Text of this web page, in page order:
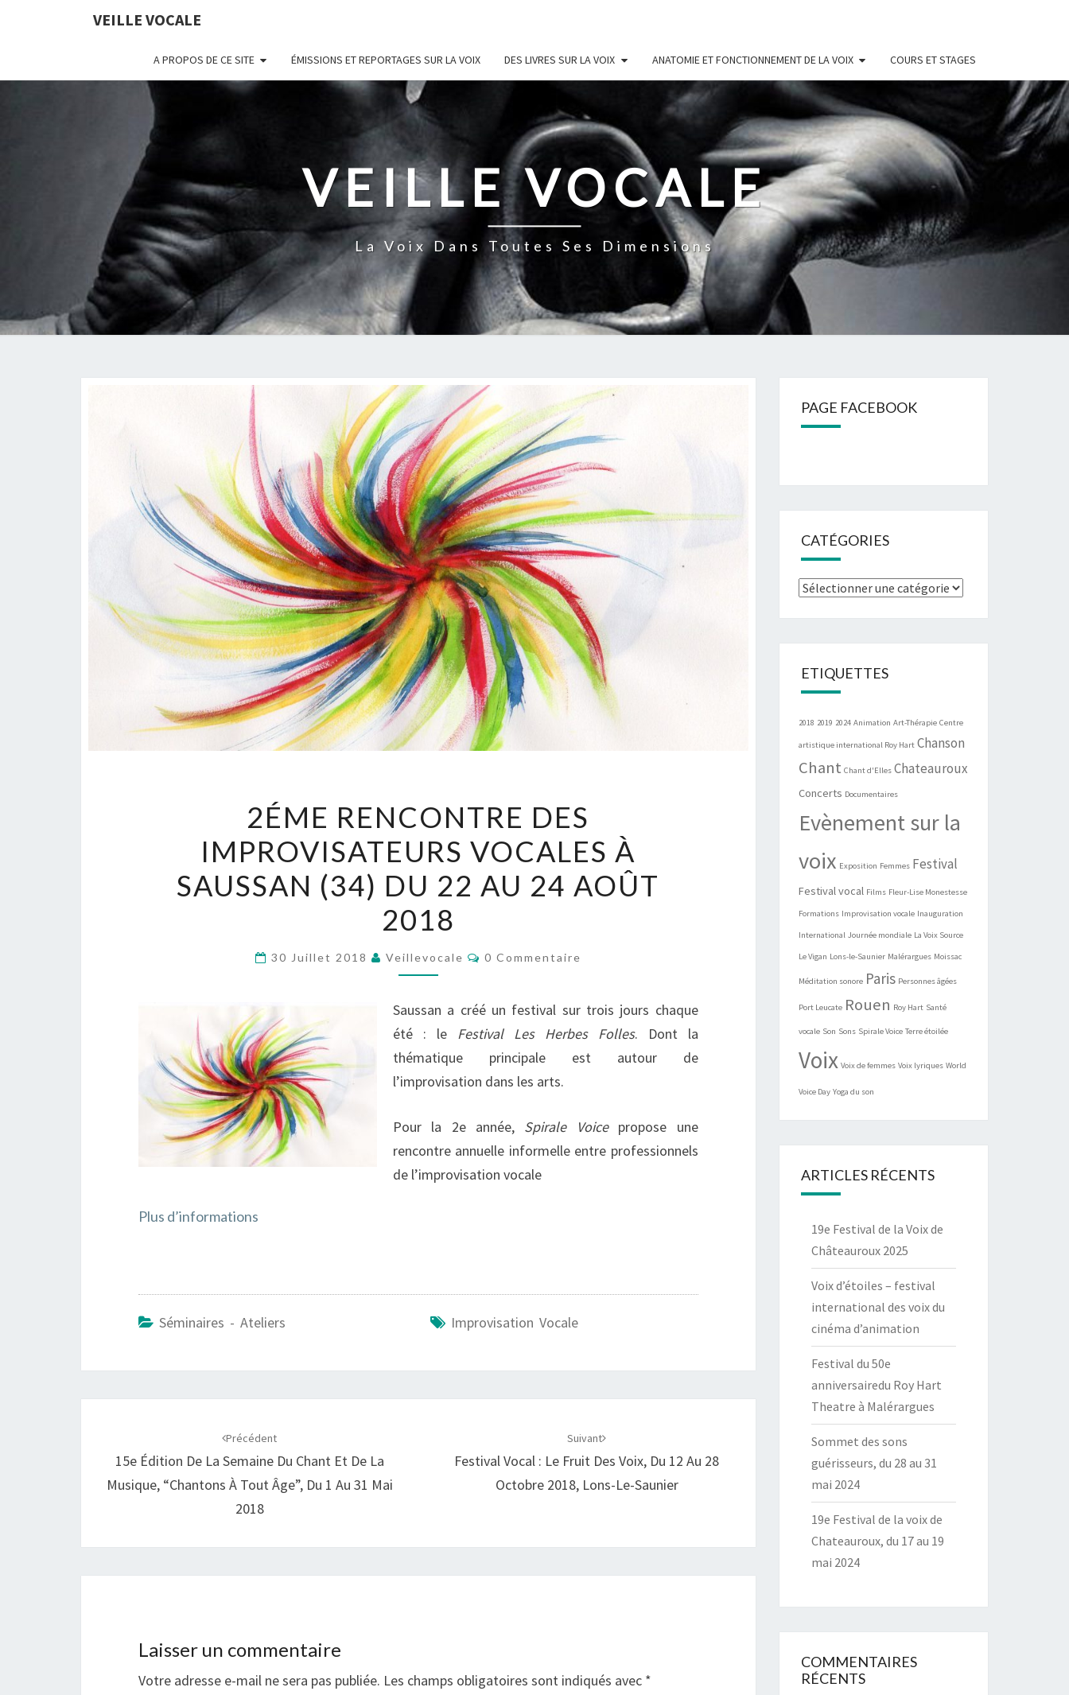
VEILLE VOCALE
A PROPOS DE CE SITE ÉMISSIONS ET REPORTAGES SUR LA VOIX DES LIVRES SUR LA VOIX ANATOMIE ET FONCTIONNEMENT DE LA VOIX COURS ET STAGES
VEILLE VOCALE
La Voix Dans Toutes Ses Dimensions
RENCONTRE
DES
IMPROVISATEURS
VOCALES
À
(34)
22
AU
24
AOÛT
2ÉME RENCONTRE DES
IMPROVISATEURS VOCALES À
SAUSSAN (34) DU 22 AU 24 AOÛT
2018
30 Juillet 2018 Veillevocale Commentaires
0 Commentaire
Saussan a créé un festival sur trois jours chaque
été : le Festival Les Herbes Folles. Dont la
thématique principale est autour de
l’improvisation dans les arts.
Pour la 2e année, Spirale Voicepropose une
rencontre annuelle informelle entre professionnels
de l’improvisation vocale
Plus d’informations
Séminaires - Ateliers Improvisation Vocale
Précédent
15e Édition De La Semaine Du Chant Et De La
Musique, “Chantons À Tout Âge”, Du 1 Au 31 Mai
2018
Suivant
Festival Vocal : Le Fruit Des Voix, Du 12 Au 28
Octobre 2018, Lons-Le-Saunier
Laisser un commentaire
Votre adresse e-mail ne sera pas publiée. Les champs obligatoires sont indiqués avec *
PAGE FACEBOOK
CATÉGORIES
Catégories
ETIQUETTES
2018 2019 2024 Animation Art-Thérapie Centre
artistique international Roy Hart Chanson
Chant Chant d'Elles Chateauroux
Concerts Documentaires
Evènement sur la
voix Exposition Femmes Festival
Festival vocal Films Fleur-Lise Monestesse
Formations Improvisation vocale Inauguration
International Journée mondiale La Voix Source
Le Vigan Lons-le-Saunier Malérargues Moissac
Méditation sonore Paris Personnes âgées
Port Leucate Rouen Roy Hart Santé
vocale Son Sons Spirale Voice Terre étoilée
Voix Voix de femmes Voix lyriques World
Voice Day Yoga du son
ARTICLES RÉCENTS
19e Festival de la Voix de
Châteauroux 2025
Voix d’étoiles – festival
international des voix du
cinéma d’animation
Festival du 50e
anniversairedu Roy Hart
Theatre à Malérargues
Sommet des sons
guérisseurs, du 28 au 31
mai 2024
19e Festival de la voix de
Chateauroux, du 17 au 19
mai 2024
COMMENTAIRES
RÉCENTS